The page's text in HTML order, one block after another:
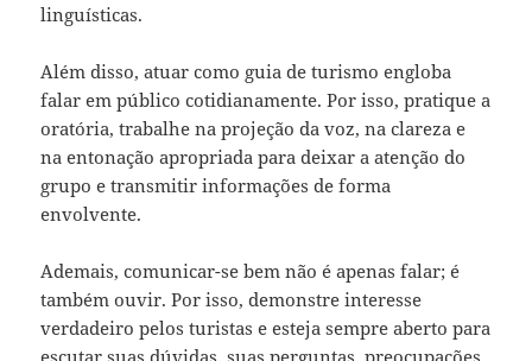
linguísticas.
Além disso, atuar como guia de turismo engloba
falar em público cotidianamente. Por isso, pratique a
oratória, trabalhe na projeção da voz, na clareza e
na entonação apropriada para deixar a atenção do
grupo e transmitir informações de forma
envolvente.
Ademais, comunicar-se bem não é apenas falar; é
também ouvir. Por isso, demonstre interesse
verdadeiro pelos turistas e esteja sempre aberto para
escutar suas dúvidas, suas perguntas, preocupações